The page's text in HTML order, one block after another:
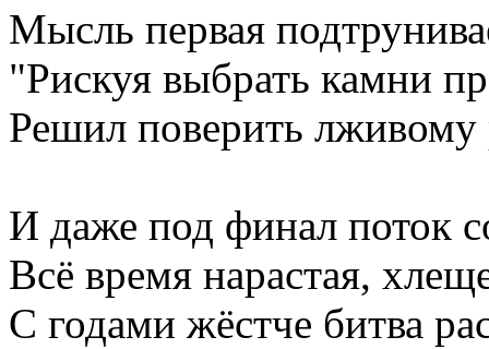
Мысль первая
"Рискуя выбрать камни
Решил поверить лживому
И даже под финал поток
Всё время нарастая,
С годами жёстче битва